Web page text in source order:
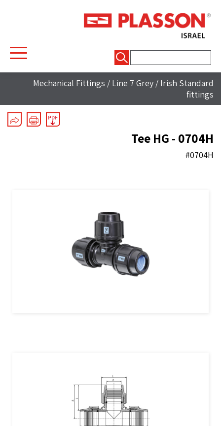
Mechanical Fittings / Line 7 Grey / Irish Standard
fittings
Tee HG - 0704H
#0704H